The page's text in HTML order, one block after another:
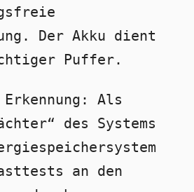
Der Akku dient
Puffer.
Als
des Systems
an den